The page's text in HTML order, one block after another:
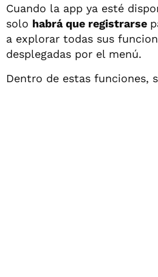
Cuando la app ya esté
solo habrá que registrarse
a explorar todas sus
desplegadas por el menú.
Dentro de estas funciones,